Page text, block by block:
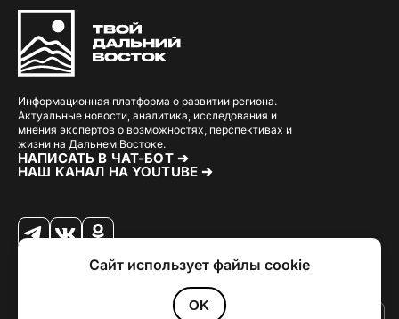
Информационная платформа о развитии региона.
Актуальные новости, аналитика, исследования и
мнения экспертов о возможностях, перспективах и
жизни на Дальнем Востоке.
НАПИСАТЬ В ЧАТ-БОТ ➔
НАШ КАНАЛ НА YOUTUBE ➔
. РазработкаLoimi.
Политика конфиденциальности
Сайт использует файлы cookie
OK